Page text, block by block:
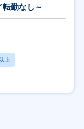
転勤なし～
上